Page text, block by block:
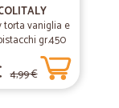
09/12/2018
torta vaniglia e
gr.450
4,99 €